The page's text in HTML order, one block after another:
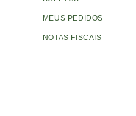
MEUS PEDIDOS
NOTAS FISCAIS